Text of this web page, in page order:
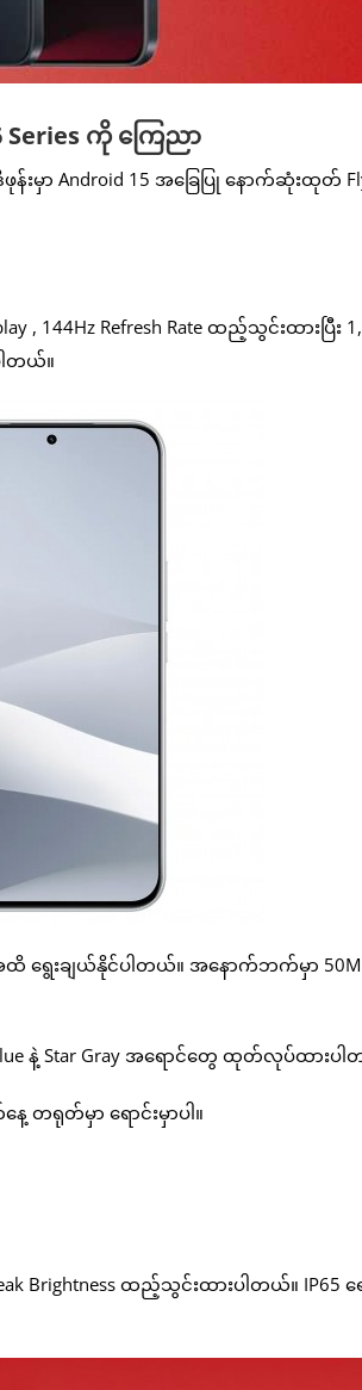
Series ကို ကြေညာ
မှာ Android 15 အခြေပြု နောက်ဆုံးထုတ်
, 144Hz Refresh Rate ထည့်သွင်းထားပြီး
ါတယ်။
အထိ ရွေးချယ်နိုင်ပါတယ်။ အနောက်ဘက်မှာ
Blue နဲ့ Star Gray အရောင်တွေ ထုတ်လုပ်ထားပ
တရုတ်မှာ ရောင်းမှာပါ။
Peak Brightness ထည့်သွင်းထားပါတယ်။ IP65